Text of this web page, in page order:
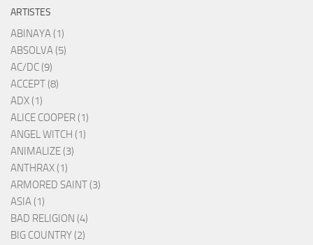
ARTISTES
ABINAYA (1)
ABSOLVA (5)
AC/DC (9)
ACCEPT (8)
ADX (1)
ALICE COOPER (1)
ANGEL WITCH (1)
ANIMALIZE (3)
ANTHRAX (1)
ARMORED SAINT (3)
ASIA (1)
BAD RELIGION (4)
BIG COUNTRY (2)